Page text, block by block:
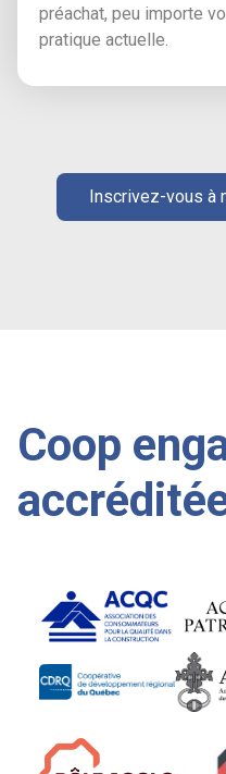
préachat, peu importe
pratique actuelle.
Inscrivez-vous à
Coop